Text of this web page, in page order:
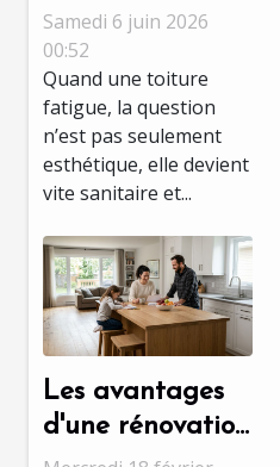
meilleur
couvreur à Tours
pour une
rénovation sans
accroc
Samedi 6 juin 2026
00:52
Quand une toiture
fatigue, la question
n’est pas seulement
esthétique, elle devient
vite sanitaire et...
Les avantages
d'une rénovation